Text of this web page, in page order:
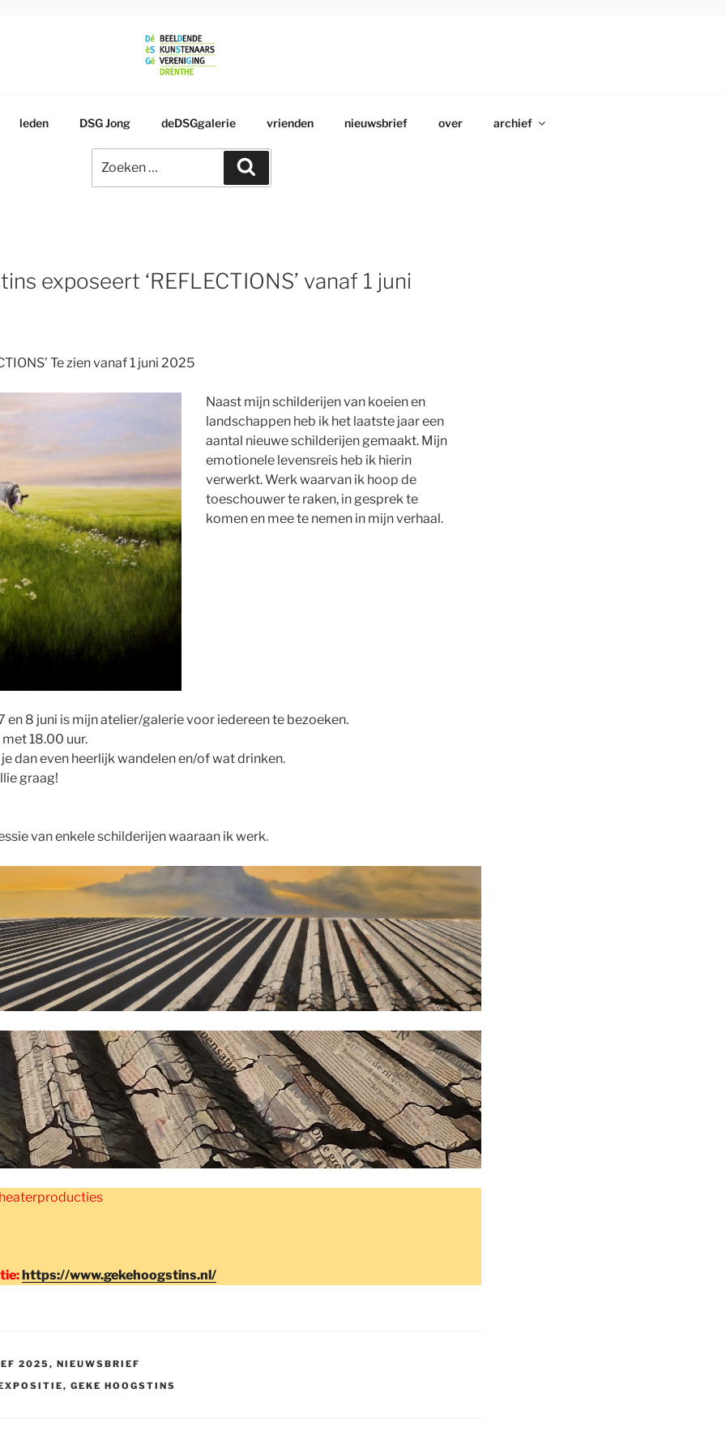
leden DSG Jong deDSGgalerie vrienden nieuwsbrief over archief
exposeert ‘REFLECTIONS’ vanaf 1 juni
Te zien vanaf 1 juni 2025
Naast mijn schilderijen van koeien en
landschappen heb ik het laatste jaar een
aantal nieuwe schilderijen gemaakt. Mijn
emotionele levensreis heb ik hierin
verwerkt. Werk waarvan ik hoop de
toeschouwer te raken, in gesprek te
komen en mee te nemen in mijn verhaal.
en 8 juni is mijn atelier/galerie voor iedereen te bezoeken.
18.00 uur.
dan even heerlijk wandelen en/of wat drinken.
graag!
van enkele schilderijen waaraan ik werk.
https://www.gekehoogstins.nl/
2025,NIEUWSBRIEF
,GEKE HOOGSTINS